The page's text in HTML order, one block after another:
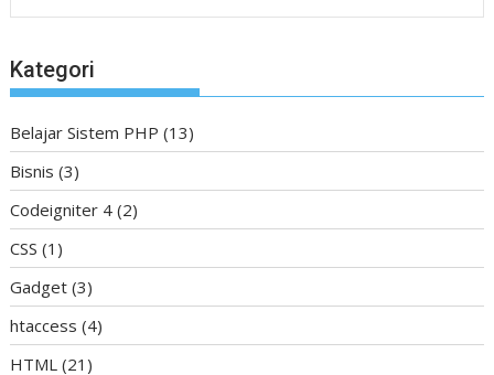
Kategori
Belajar Sistem PHP (13)
Bisnis (3)
Codeigniter 4 (2)
CSS (1)
Gadget (3)
htaccess (4)
HTML (21)